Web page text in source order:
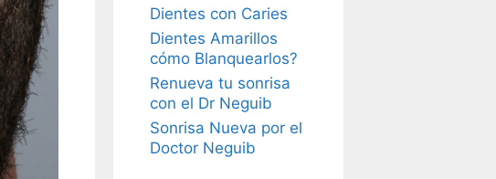
Dientes con Caries
Dientes Amarillos
cómo Blanquearlos?
Renueva tu sonrisa
con el Dr Neguib
Sonrisa Nueva por el
Doctor Neguib